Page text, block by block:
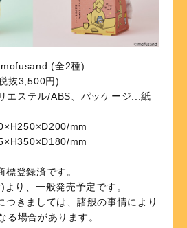
(全2種)
抜3,500円)
エステル/ABS、パッケージ...紙
mm
mm
登録済です。
り、一般発売予定です。
きましては、諸般の事情により
る場合があります。